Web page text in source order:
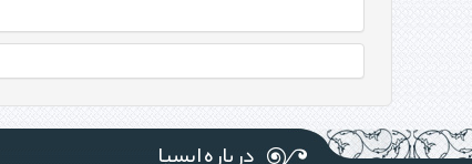
درباره ایسپا